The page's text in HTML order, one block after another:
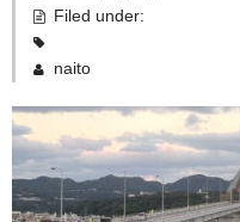
業務用箸（食洗機対応）
マイ箸・箸袋
Filed under:
naito